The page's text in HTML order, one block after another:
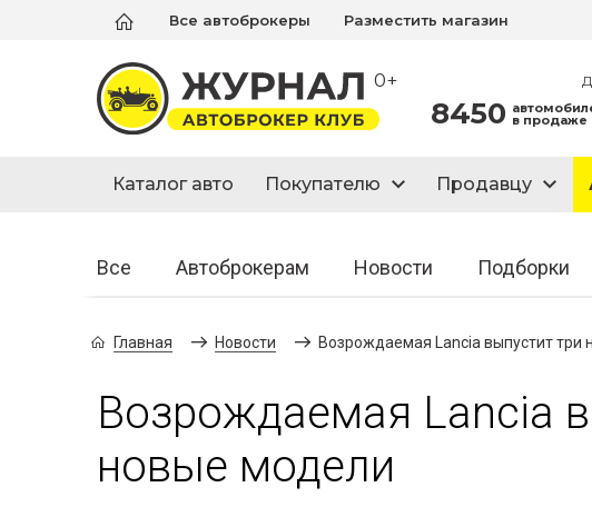
Все автоброкеры Разместить магазин
0+
8450 в продаже
Каталог авто Покупателю Продавцу
Все Автоброкерам Новости Подборки
Главная Новости Возрождаемая Lancia выпустит три
Возрождаемая Lancia
новые модели